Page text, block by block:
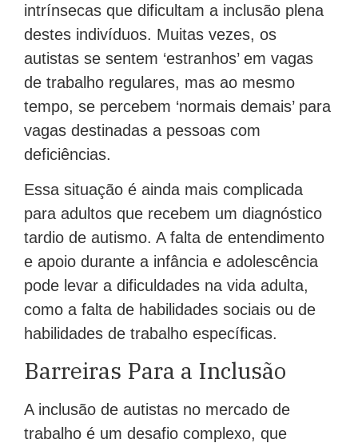
intrínsecas que dificultam a inclusão plena
destes indivíduos. Muitas vezes, os
autistas se sentem ‘estranhos’ em vagas
de trabalho regulares, mas ao mesmo
tempo, se percebem ‘normais demais’ para
vagas destinadas a pessoas com
deficiências.
Essa situação é ainda mais complicada
para adultos que recebem um diagnóstico
tardio de autismo. A falta de entendimento
e apoio durante a infância e adolescência
pode levar a dificuldades na vida adulta,
como a falta de habilidades sociais ou de
habilidades de trabalho específicas.
Barreiras Para a Inclusão
A inclusão de autistas no mercado de
trabalho é um desafio complexo, que